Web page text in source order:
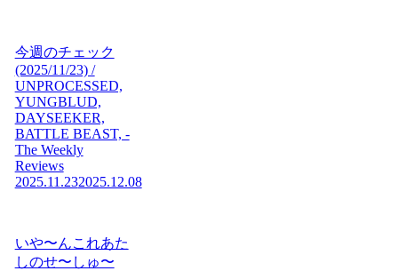
今週のチェック
(2025/11/23) /
UNPROCESSED,
YUNGBLUD,
DAYSEEKER,
BATTLE BEAST, -
The Weekly
Reviews
2025.11.232025.12.08
いや〜んこれあた
しのせ〜しゅ〜